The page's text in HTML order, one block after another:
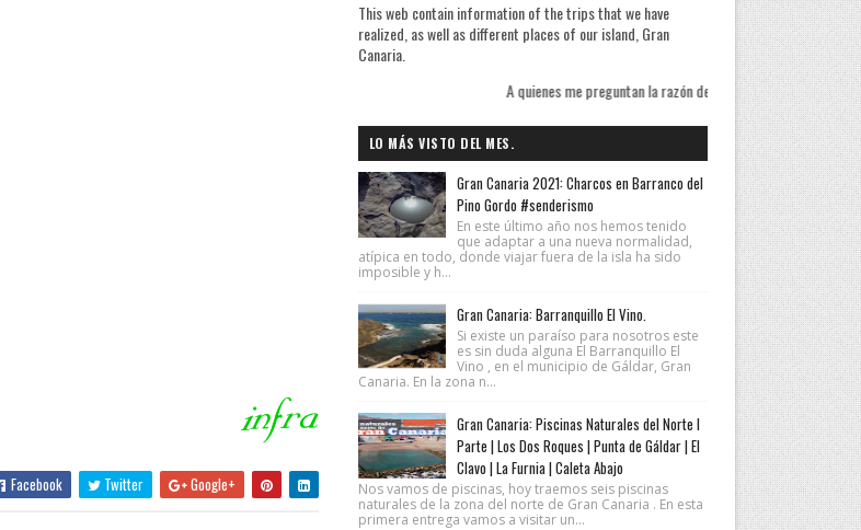
Facebook Twitter Google+
This web contain information of the trips that we have
realized, as well as different places of our island, Gran
Canaria.
A quienes me preguntan la razón de mis viajes les contesto que sé bien
LO MÁS VISTO DEL MES.
Gran Canaria 2021: Charcos en Barranco del
Pino Gordo #senderismo
En este último año nos hemos tenido
que adaptar a una nueva normalidad,
atípica en todo, donde viajar fuera de la isla ha sido
imposible y h...
Gran Canaria: Barranquillo El Vino.
Si existe un paraíso para nosotros este
es sin duda alguna El Barranquillo El
Vino , en el municipio de Gáldar, Gran
Canaria. En la zona n...
Gran Canaria: Piscinas Naturales del Norte I
Parte | Los Dos Roques | Punta de Gáldar | El
Clavo | La Furnia | Caleta Abajo
Nos vamos de piscinas, hoy traemos seis piscinas
naturales de la zona del norte de Gran Canaria . En esta
primera entrega vamos a visitar un...